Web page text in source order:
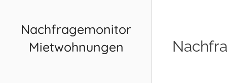
Nachfragemonitor
Mietwohnungen